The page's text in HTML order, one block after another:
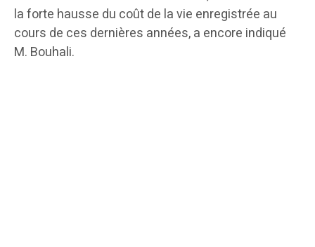
la forte hausse du coût de la vie enregistrée au
cours de ces dernières années, a encore indiqué
M. Bouhali.